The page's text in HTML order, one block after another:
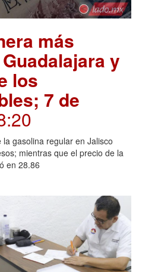
más
y
los
7 de
gasolina regular en Jalisco
mientras que el precio de la
en 28.86